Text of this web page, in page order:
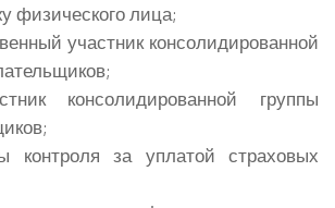
физического лица;
участник консолидированной
консолидированной группы
за уплатой страховых